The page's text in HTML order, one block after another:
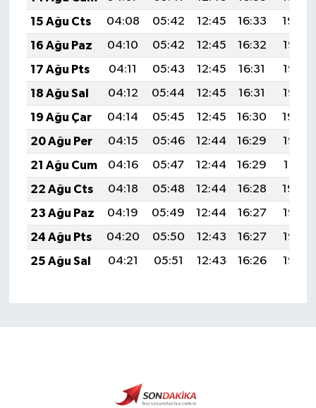
15 Ağu Cts
04:08 05:42 12:45 16:33
19:39
16 Ağu Paz
04:10 05:42 12:45 16:32
19:38
17 Ağu Pts
04:11 05:43 12:45 16:31
19:37
18 Ağu Sal
04:12 05:44 12:45 16:31
19:35
19 Ağu Çar
04:14 05:45 12:45 16:30
19:34
20 Ağu Per
04:15 05:46 12:44 16:29
19:32
21 Ağu Cum
04:16 05:47 12:44 16:29
19:31
22 Ağu Cts
04:18 05:48 12:44 16:28
19:30
23 Ağu Paz
04:19 05:49 12:44 16:27
19:28
24 Ağu Pts
04:20 05:50 12:43 16:27
19:27
25 Ağu Sal
04:21 05:51 12:43 16:26 19:25